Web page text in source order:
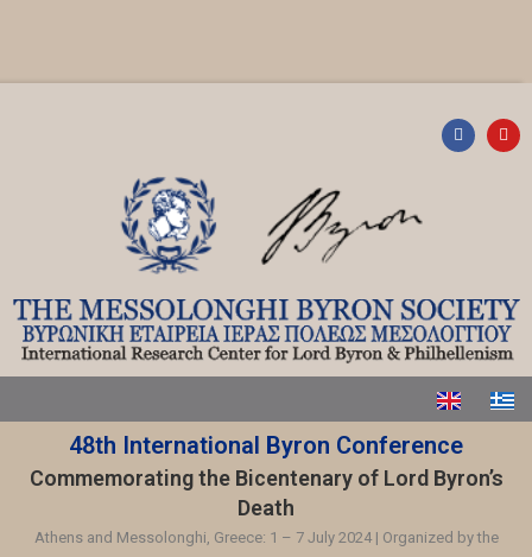
48th International Byron Conference
Commemorating the Bicentenary of Lord Byron’s
Death
Athens and Messolonghi, Greece: 1 – 7 July 2024 | Organized by the